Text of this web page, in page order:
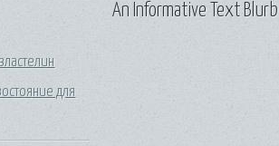
для
An Informative Text Blurb